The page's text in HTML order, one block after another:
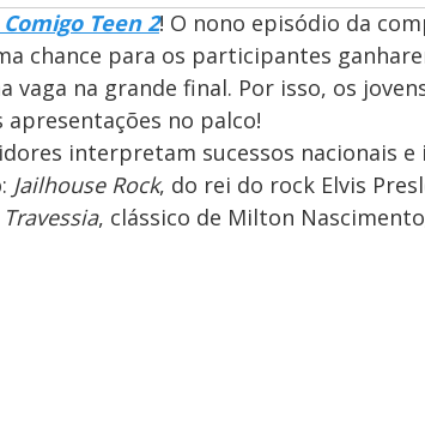
Teen 2! O nono episódio da
chance para os participantes
vaga na grande final. Por isso, os
no palco!
interpretam sucessos nacionais e
Jailhouse Rock, do rei do rock Elvis
Travessia, clássico de Milton